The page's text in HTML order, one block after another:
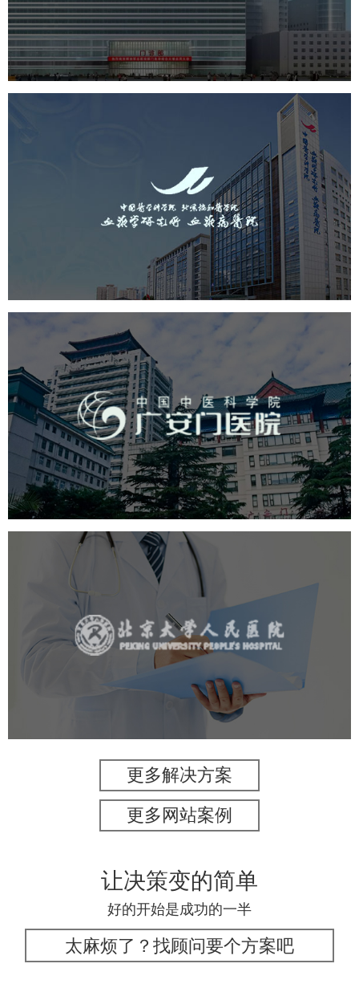
医药医疗 医院 医院网站建设 定制开发
中国医学科学院血液病医院
（中国医学科学院...
医院网站建设
互联网医院
网站建设 网页设计
广安门医院
医药医疗 医院 医院网站建设
互联网医院
品牌官网
网站建设 网页设计
北京大学人民医院
医院
IT平台整体解决方案
定制开发 网站代运营
更多解决方案
更多网站案例
让决策变的简单
好的开始是成功的一半
太麻烦了？找顾问要个方案吧